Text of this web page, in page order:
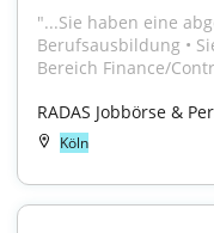
"...Sie haben eine
Berufsausbildung •
Bereich Finance/
RADAS Jobbörse &
Köln